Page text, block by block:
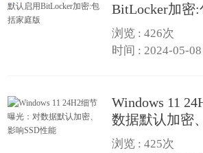
BitLocker加密
浏览 :426次
时间 : 2024-05-08
Windows 11
数据默认加密
浏览 :425次